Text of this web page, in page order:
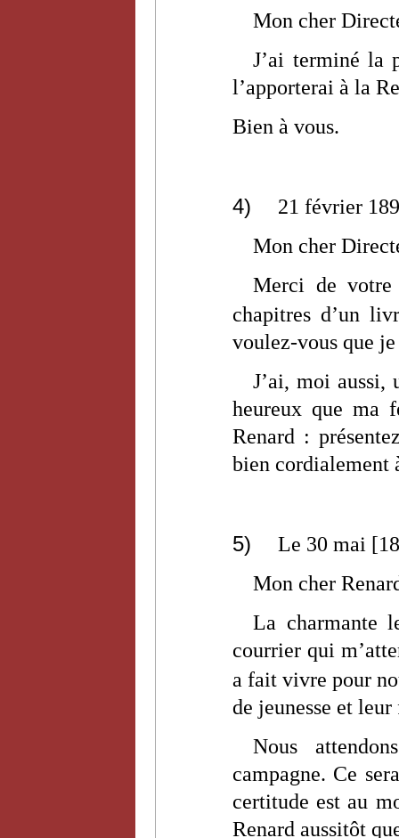
Mon cher
J’ai terminé la
l’apporterai à la
Bien à vous.
4)
21 février
Mon cher
Merci de
chapitres d’un
voulez-vous que je
J’ai, moi
heureux que ma
Renard :
bien cordialement
5)
Le 30 mai
Mon cher
La charmante
courrier qui
a fait vivre pour
de jeunesse et
Nous
campagne. Ce
certitude est au
Renard aussitôt